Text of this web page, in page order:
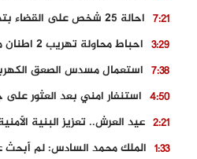
7:21
3:29 احباط محاولة تهريب 2 اطنان من المخدرات بتارودانت
7:38
4:50
2:21
1:33